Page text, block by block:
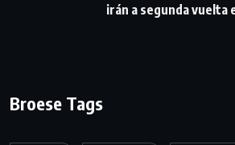
irán a segunda vuelta
Broese Tags